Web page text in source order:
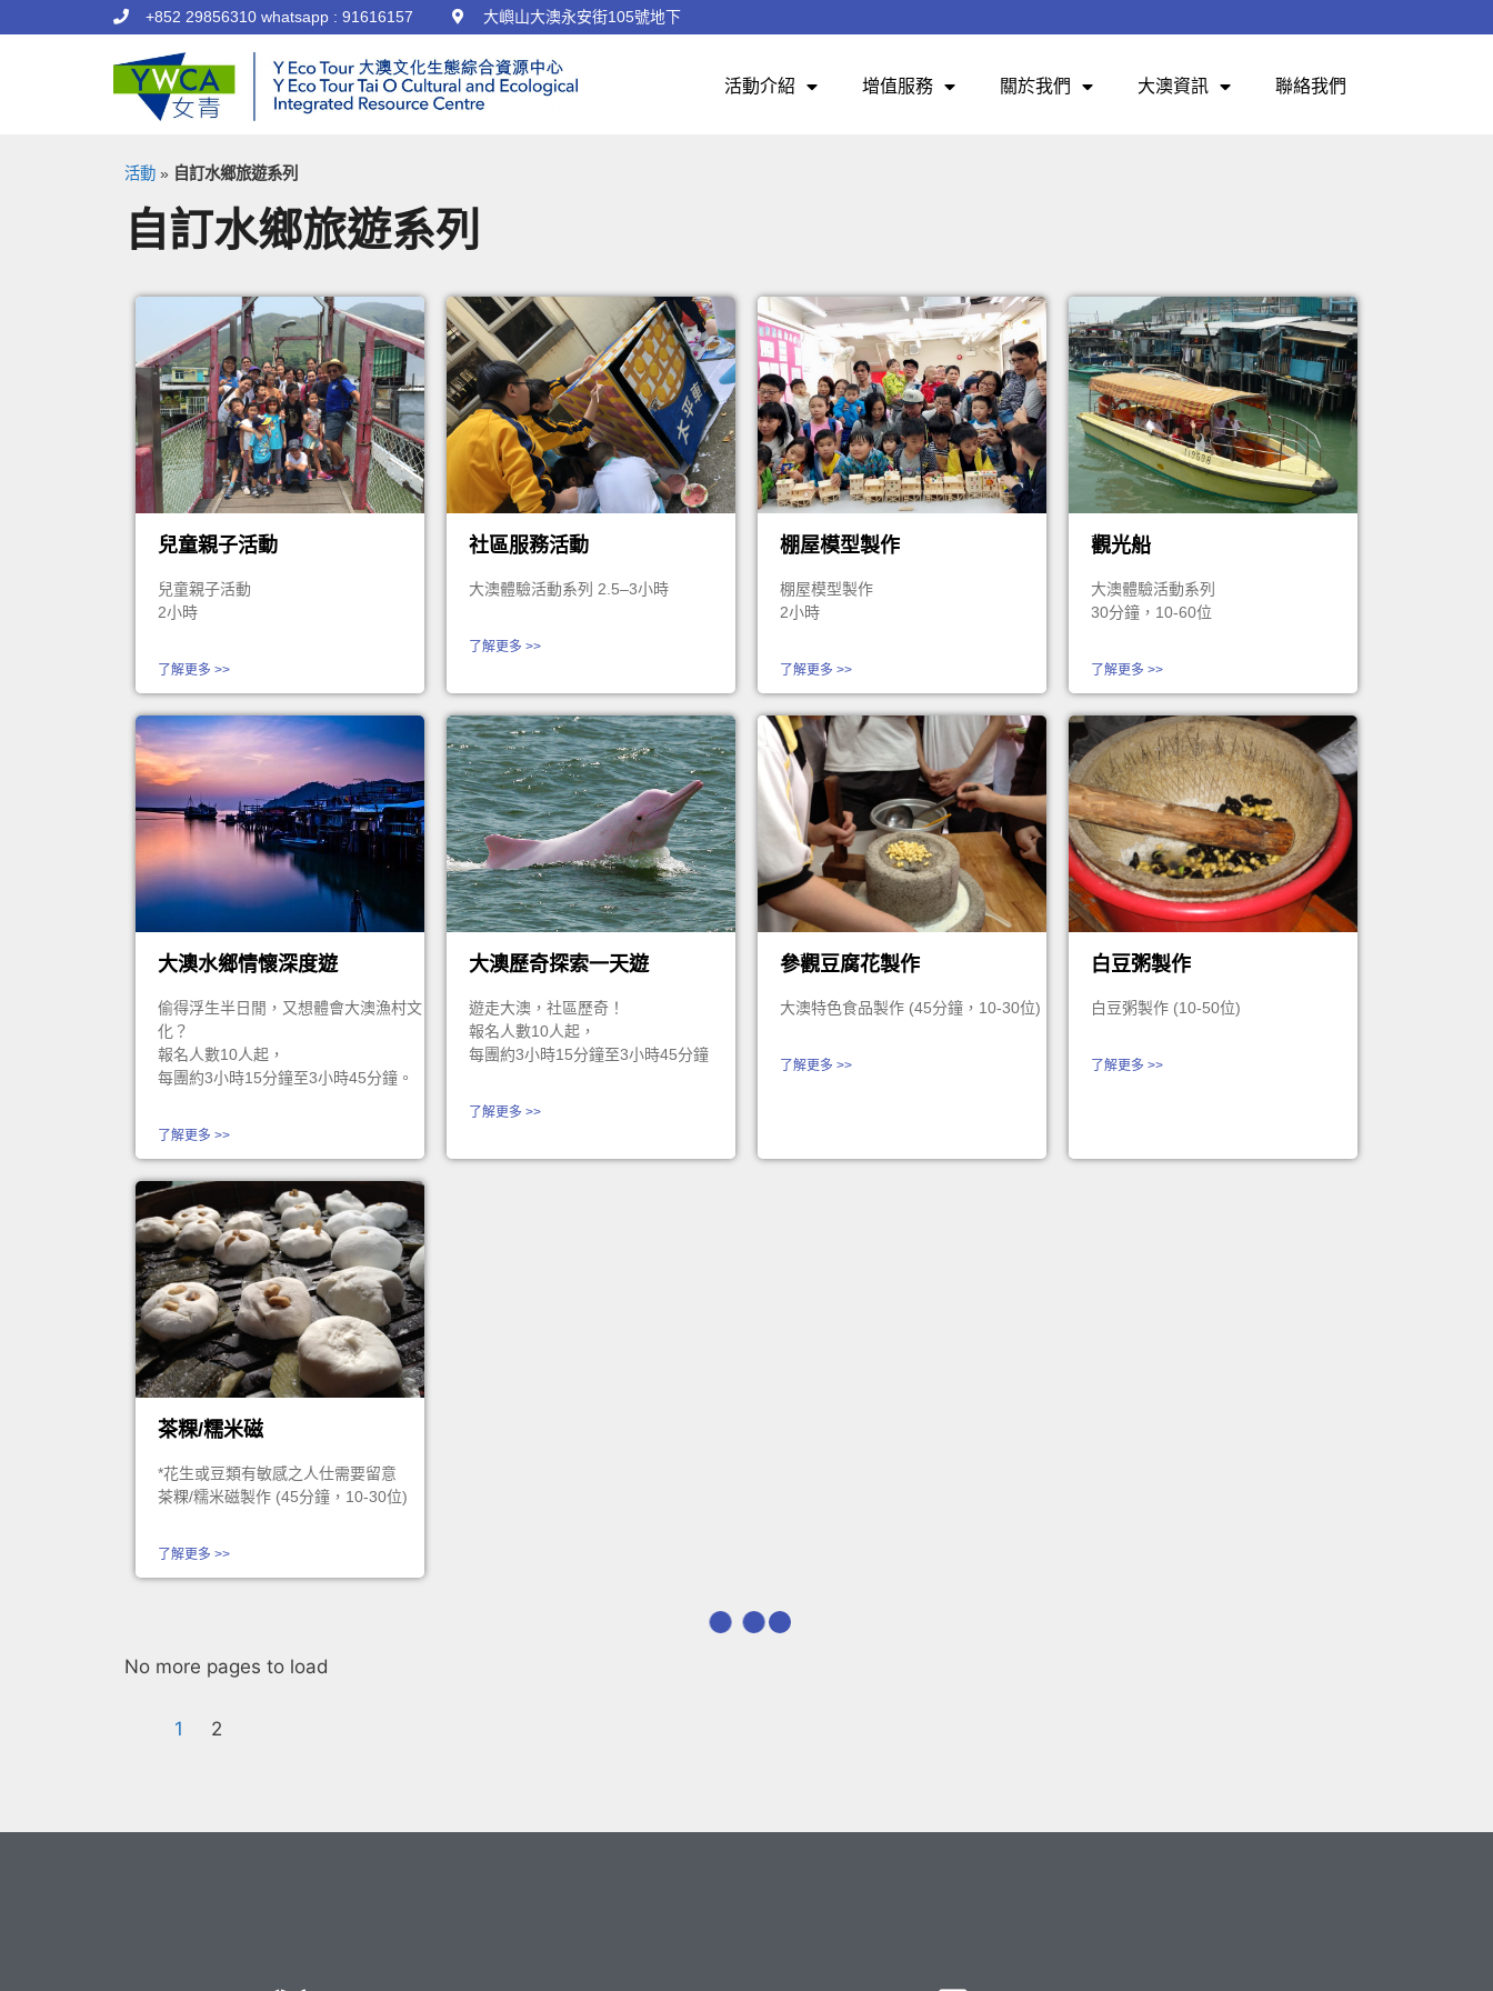
+852 29856310 whatsapp : 91616157 大嶼山大澳永安街105號地下
活動介紹 增值服務 關於我們 大澳資訊 聯絡我們
活動 » 自訂水鄉旅遊系列
自訂水鄉旅遊系列
兒童親子活動
兒童親子活動
2小時
了解更多 >>
社區服務活動
大澳體驗活動系列 2.5–3小時
了解更多 >>
棚屋模型製作
棚屋模型製作
2小時
了解更多 >>
觀光船
大澳體驗活動系列
30分鐘，10-60位
了解更多 >>
大澳水鄉情懷深度遊
偷得浮生半日閒，又想體會大澳漁村文
化？
報名人數10人起，
每團約3小時15分鐘至3小時45分鐘。
了解更多 >>
大澳歷奇探索一天遊
遊走大澳，社區歷奇！
報名人數10人起，
每團約3小時15分鐘至3小時45分鐘
了解更多 >>
參觀豆腐花製作
大澳特色食品製作 (45分鐘，10-30位)
了解更多 >>
白豆粥製作
白豆粥製作 (10-50位)
了解更多 >>
茶粿/糯米磁
*花生或豆類有敏感之人仕需要留意
茶粿/糯米磁製作 (45分鐘，10-30位)
了解更多 >>
No more pages to load
1 2